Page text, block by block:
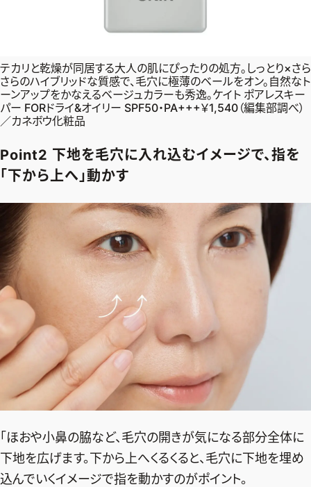
テカリと乾燥が同居する大人の肌にぴったりの処方。しっとり×さら
さらのハイブリッドな質感で、毛穴に極薄のベールをオン。自然なト
ーンアップをかなえるベージュカラーも秀逸。ケイト ポアレスキー
パー FORドライ&オイリー SPF50・PA+++￥1,540（編集部調べ）
／カネボウ化粧品
Point2 下地を毛穴に入れ込むイメージで、指を
「下から上へ」動かす
「ほおや小鼻の脇など、毛穴の開きが気になる部分全体に
下地を広げます。下から上へくるくると、毛穴に下地を埋め
込んでいくイメージで指を動かすのがポイント。